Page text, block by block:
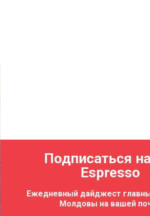
Подписаться
Espresso
Ежедневный дайджест
Молдовы на вашей